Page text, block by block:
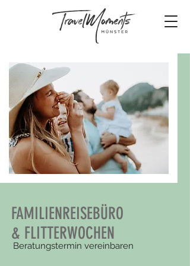
FAMILIENREISEBÜRO
& FLITTERWOCHEN
Beratungstermin vereinbaren